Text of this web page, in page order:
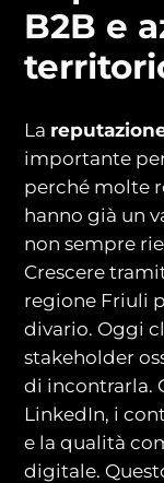
B2B e
La
importante
perché molte
hanno già un
non sempre
Crescere
regione Friuli
divario. Oggi
stakeholder
di incontrarla.
LinkedIn, i
e la qualità
digitale.